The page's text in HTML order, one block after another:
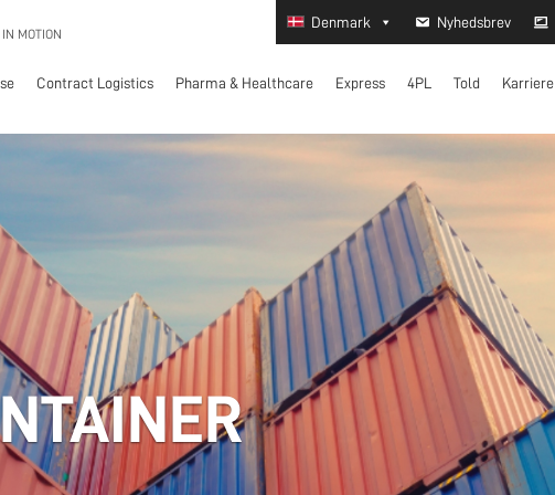
MOTION
Denmark Nyhedsbrev
Contract Logistics Pharma & Healthcare Express 4PL Told Karriere